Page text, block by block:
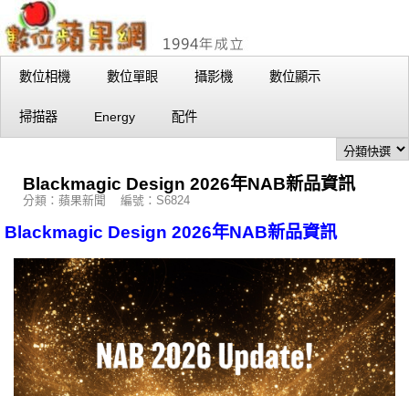
數位相機 數位單眼 攝影機 數位顯示
掃描器 Energy 配件
Blackmagic Design 2026年NAB新品資訊
分類：蘋果新聞 編號：S6824
Blackmagic Design 2026年NAB新品資訊